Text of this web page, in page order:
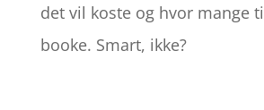
det vil koste og hvor mange
booke. Smart, ikke?